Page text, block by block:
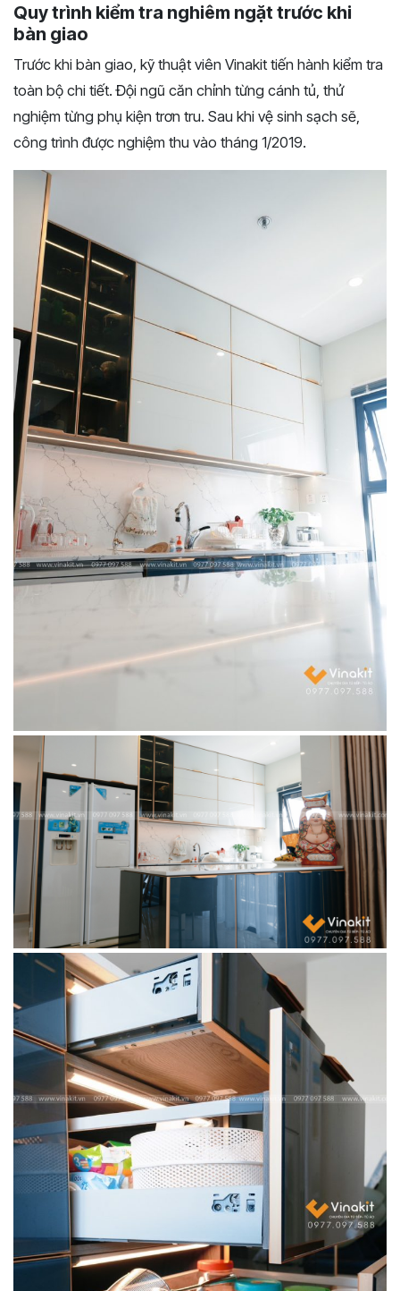
Quy trình kiểm tra nghiêm ngặt trước khi
bàn giao
Trước khi bàn giao, kỹ thuật viên Vinakit tiến hành kiểm tra
toàn bộ chi tiết. Đội ngũ căn chỉnh từng cánh tủ, thử
nghiệm từng phụ kiện trơn tru. Sau khi vệ sinh sạch sẽ,
công trình được nghiệm thu vào tháng 1/2019.